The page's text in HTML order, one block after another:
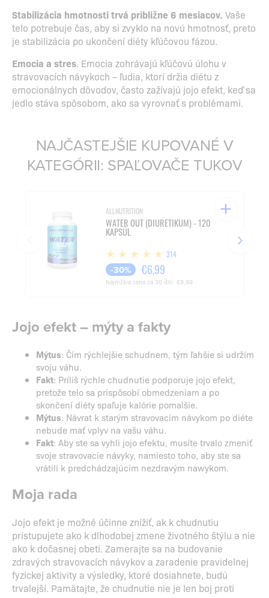
Stabilizácia hmotnosti trvá približne 6 mesiacov. Vaše
telo potrebuje čas, aby si zvyklo na novú hmotnosť, preto
je stabilizácia po ukončení diéty kľúčovou fázou.
Emocia a stres. Emocia zohrávajú kľúčovú úlohu v
stravovacích návykoch – ľudia, ktorí držia diétu z
emocionálnych dôvodov, často zažívajú jojo efekt, keď sa
jedlo stáva spôsobom, ako sa vyrovnať s problémami.
NAJČASTEJŠIE KUPOVANÉ V
KATEGÓRII: SPAĽOVAČE TUKOV
ALLNUTRITION
WATER OUT (DIURETIKUM) - 120
KAPSÚL
314
-30% €6,99
Najnižšia cena za 30 dní: €9,99
Jojo efekt – mýty a fakty
Mýtus: Čím rýchlejšie schudnem, tým ľahšie si udržím
svoju váhu.
Fakt: Príliš rýchle chudnutie podporuje jojo efekt,
pretože telo sa prispôsobí obmedzeniam a po
skončení diéty spaľuje kalórie pomalšie.
Mýtus: Návrat k starým stravovacím návykom po diéte
nebude mať vplyv na vašu váhu.
Fakt: Aby ste sa vyhli jojo efektu, musíte trvalo zmeniť
svoje stravovacie návyky, namiesto toho, aby ste sa
vrátili k predchádzajúcim nezdravým nawykom.
Moja rada
Jojo efekt je možné účinne znížiť, ak k chudnutiu
pristupujete ako k dlhodobej zmene životného štýlu a nie
ako k dočasnej obeti. Zamerajte sa na budovanie
zdravých stravovacích návykov a zaradenie pravidelnej
fyzickej aktivity a výsledky, ktoré dosiahnete, budú
trvalejší. Pamätajte, že chudnutie nie je len boj proti